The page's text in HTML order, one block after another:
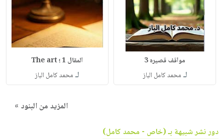
مواقف قصيره 3
لـ محمد كامل الباز
المقال 1 ؛ The art
لـ محمد كامل الباز
المزيد من البنود »
دور نشر شبيهة بـ (خاص - محمد كامل)